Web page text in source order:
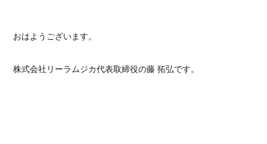
おはようございます。
株式会社リーラムジカ代表取締役の藤 拓弘です。